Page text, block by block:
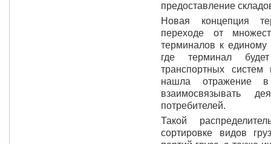
предоставление
Новая концепция
переходе от
терминалов к единому
где терминал
транспортных
нашла отражение в
взаимосвязывать
потребителей.
Такой
сортировке видов